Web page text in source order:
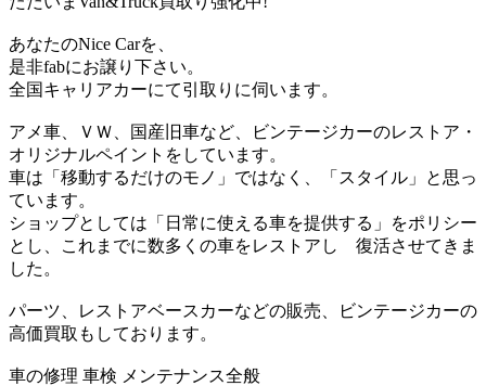
あなたのNice Carを、
是非fabにお譲り下さい。
全国キャリアカーにて引取りに伺います。
アメ車、ＶＷ、国産旧車など、ビンテージカーのレストア・
オリジナルペイントをしています。
車は「移動するだけのモノ」ではなく、「スタイル」と思っ
ています。
ショップとしては「日常に使える車を提供する」をポリシー
とし、これまでに数多くの車をレストアし 復活させてきま
した。
パーツ、レストアベースカーなどの販売、ビンテージカーの
高価買取もしております。
車の修理 車検 メンテナンス全般